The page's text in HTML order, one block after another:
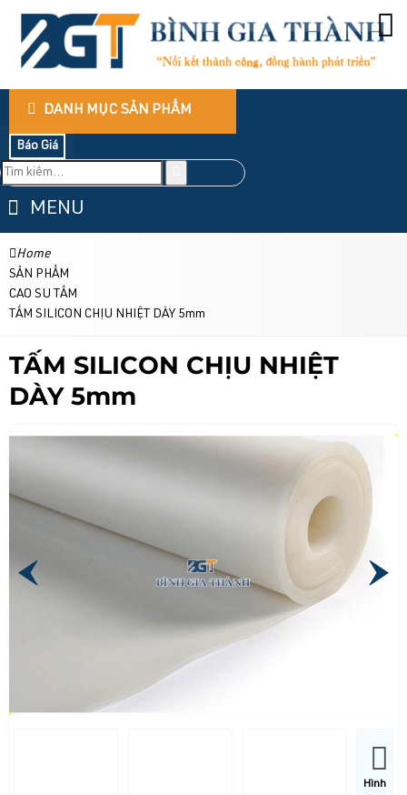
DANH MỤC SẢN PHẨM
Báo Giá
MENU
Home
SẢN PHẨM
CAO SU TẤM
TẤM SILICON CHỊU NHIỆT DÀY 5mm
TẤM SILICON CHỊU NHIỆT
DÀY 5mm
Hình